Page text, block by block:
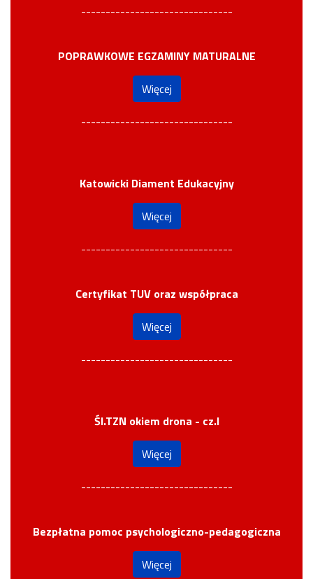
-------------------------------
POPRAWKOWE EGZAMINY MATURALNE
Więcej
-------------------------------
Katowicki Diament Edukacyjny
Więcej
-------------------------------
Certyfikat TUV oraz współpraca
Więcej
-------------------------------
Śl.TZN okiem drona - cz.I
Więcej
-------------------------------
Bezpłatna pomoc psychologiczno-pedagogiczna
Więcej